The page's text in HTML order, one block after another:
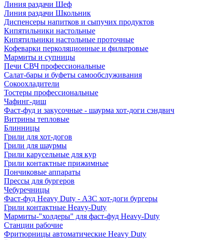
Линия раздачи Шеф
Линия раздачи Школьник
Диспенсеры напитков и сыпучих продуктов
Кипятильники настольные
Кипятильники настольные проточные
Кофеварки перколяционные и фильтровые
Мармиты и супницы
Печи СВЧ профессиональные
Салат-бары и буфеты самообслуживания
Сокоохладители
Тостеры профессиональные
Чафинг-диш
Фаст-фуд и закусочные - шаурма хот-доги сэндвич
Витрины тепловые
Блинницы
Грили для хот-догов
Грили для шаурмы
Грили карусельные для кур
Грили контактные прижимные
Пончиковые аппараты
Прессы для бургеров
Чебуречницы
Фаст-фуд Heavy Duty - АЗС хот-доги бургеры
Грили контактные Heavy-Duty
Мармиты-"холдеры" для фаст-фуд Heavy-Duty
Станции рабочие
Фритюрницы автоматические Heavy Duty